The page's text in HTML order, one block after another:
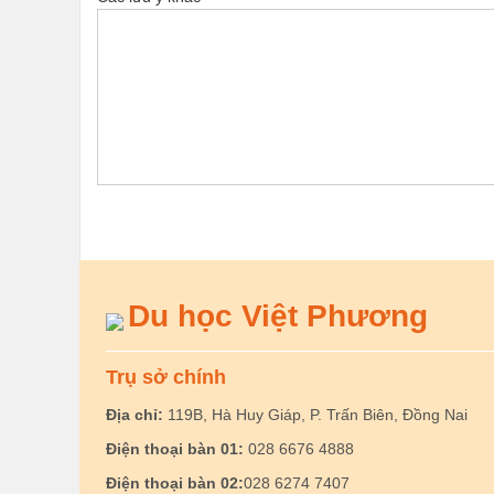
Du học Việt Phương
Trụ sở chính
Địa chỉ: 119B, Hà Huy Giáp, P. Trấn Biên, Đồng Nai
Điện thoại bàn 01: 028 6676 4888
Điện thoại bàn 02:028 6274 7407